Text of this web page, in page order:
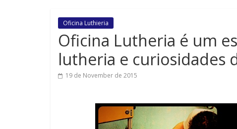
Oficina Luthieria
Oficina Lutheria é um
lutheria e curiosidades
19 de November de 2015